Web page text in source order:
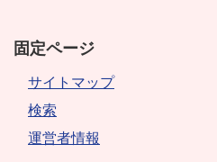
固定ページ
サイトマップ
検索
運営者情報